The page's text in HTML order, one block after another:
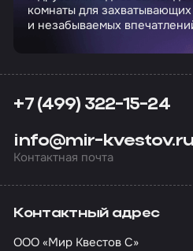
комнаты для
и незабываемых
+7 (499) 322-15-24
info@mir-kvestov.ru
Контактная почта
Контактный адрес
ООО «Мир Квестов С»